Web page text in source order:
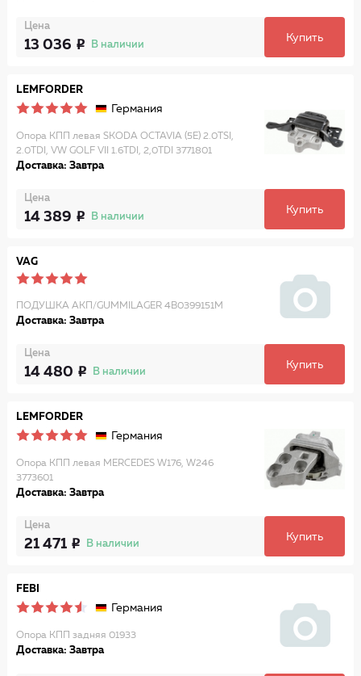
Цена
13 036 В наличии
Купить
LEMFORDER
Германия
Опора КПП левая SKODA OCTAVIA (5E) 2.0TSI,
2.0TDI, VW GOLF VII 1.6TDI, 2,0TDI 3771801
Доставка: Завтра
Цена
14 389 В наличии
Купить
VAG
ПОДУШКА АКП/GUMMILAGER 4B0399151M
Доставка: Завтра
Цена
14 480 В наличии
Купить
LEMFORDER
Германия
Опора КПП левая MERCEDES W176, W246
3773601
Доставка: Завтра
Цена
21 471 В наличии
Купить
FEBI
Германия
Опора КПП задняя 01933
Доставка: Завтра